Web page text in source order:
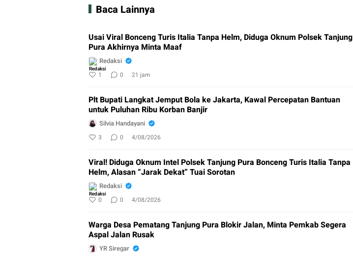
Baca Lainnya
Usai Viral Bonceng Turis Italia Tanpa Helm, Diduga Oknum Polsek Tanjung
Pura Akhirnya Minta Maaf
Redaksi
1 0 21 jam
Plt Bupati Langkat Jemput Bola ke Jakarta, Kawal Percepatan Bantuan
untuk Puluhan Ribu Korban Banjir
Silvia Handayani
3 0 4/08/2026
Viral! Diduga Oknum Intel Polsek Tanjung Pura Bonceng Turis Italia Tanpa
Helm, Alasan “Jarak Dekat” Tuai Sorotan
Redaksi
0 0 4/08/2026
Warga Desa Pematang Tanjung Pura Blokir Jalan, Minta Pemkab Segera
Aspal Jalan Rusak
YR Siregar